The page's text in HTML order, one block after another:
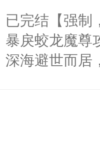
果之后，我可
秋1v1双洁he
恳，受会恢复
笔，不喜左上
们？【真香警
进来，看犟种
很抽风......）
已完结【强制
暴戾蛟龙魔尊
深海避世而居